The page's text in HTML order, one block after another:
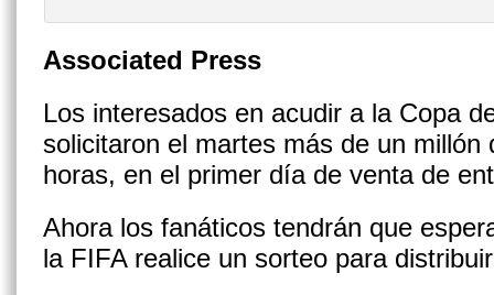
Associated Press
Los interesados en acudir a la Copa
solicitaron el martes más de un millón
horas, en el primer día de venta de
Ahora los fanáticos tendrán que
la FIFA realice un sorteo para